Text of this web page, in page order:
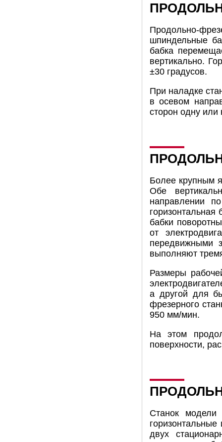
Продольно-
шпиндельные
бабка
вертикально.
±30 градусов.
При наладке
в осевом
сторон одну или
Более крупным
Обе
направлении
бабки
от
передвижными
выполняют
Размеры
а другой для
фрезерного
950 мм/мин.
На этом
поверхности,
Станок
двух